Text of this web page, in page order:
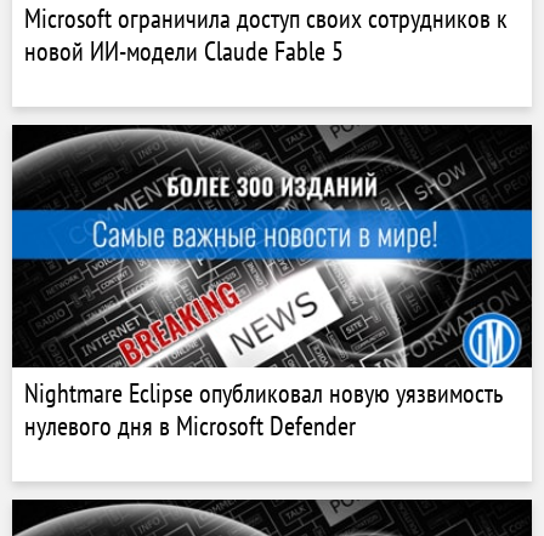
Microsoft ограничила доступ своих сотрудников к
новой ИИ-модели Claude Fable 5
Nightmare Eclipse опубликовал новую уязвимость
нулевого дня в Microsoft Defender